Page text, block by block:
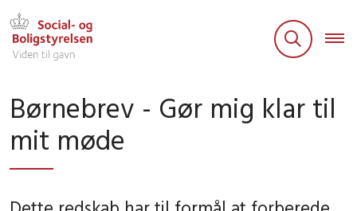
Børnebrev - Gør mig klar til
mit møde